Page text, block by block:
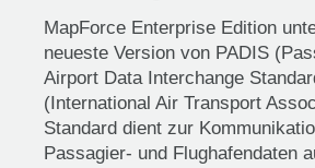
MapForce Enterprise Edition
neueste Version von PADIS
Airport Data Interchange
(International Air Transport
Standard dient zur
Passagier- und Flughafendaten